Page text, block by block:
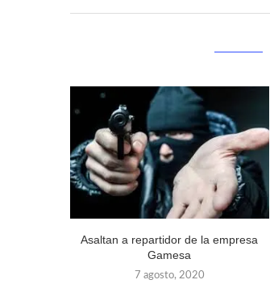
Asaltan a repartidor de la empresa
Gamesa
7 agosto, 2020